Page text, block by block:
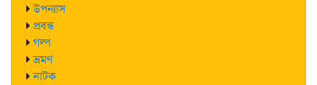
উপন্যাস
প্রবন্ধ
গল্প
ভ্রমণ
নাটক